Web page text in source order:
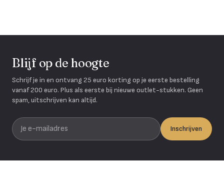
Blijf op de hoogte
Schrijf je in en ontvang 25 euro korting op je eerste bestelling
vanaf 200 euro. Plus als eerste bij nieuwe outlet-stukken. Geen
spam, uitschrijven kan altijd.
Je e-mailadres
Inschrijven